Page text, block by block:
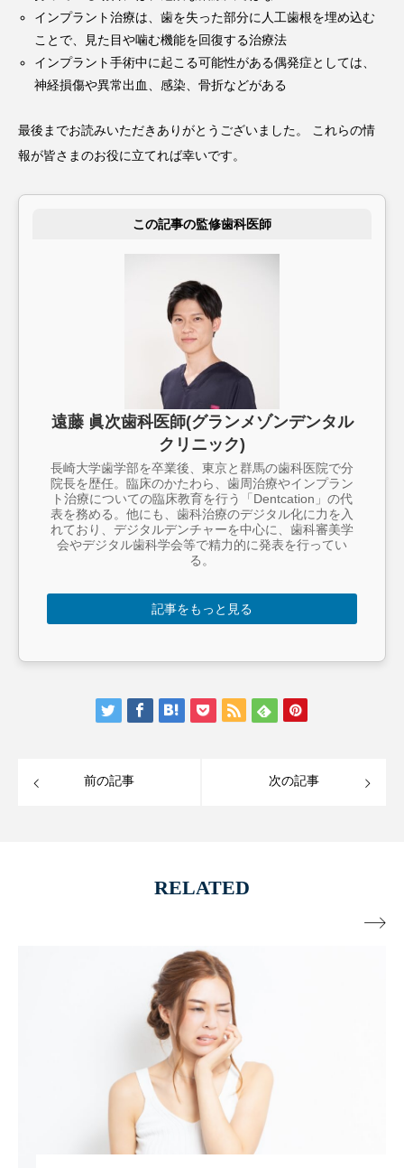
インプラント治療は、歯を失った部分に人工歯根を埋め込む
ことで、見た目や噛む機能を回復する治療法
インプラント手術中に起こる可能性がある偶発症としては、
神経損傷や異常出血、感染、骨折などがある
最後までお読みいただきありがとうございました。 これらの情
報が皆さまのお役に立てれば幸いです。
この記事の監修歯科医師
遠藤 眞次歯科医師(グランメゾンデンタル
クリニック)
長崎大学歯学部を卒業後、東京と群馬の歯科医院で分
院長を歴任。臨床のかたわら、歯周治療やインプラン
ト治療についての臨床教育を行う「Dentcation」の代
表を務める。他にも、歯科治療のデジタル化に力を入
れており、デジタルデンチャーを中心に、歯科審美学
会やデジタル歯科学会等で精力的に発表を行ってい
る。
記事をもっと見る
前の記事 次の記事
RELATED
